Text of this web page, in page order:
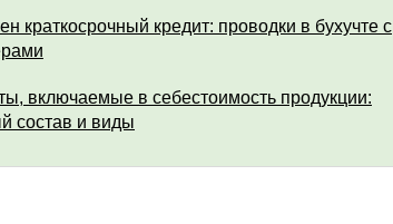
краткосрочный кредит: проводки в бухучте с
включаемые в себестоимость продукции:
состав и виды